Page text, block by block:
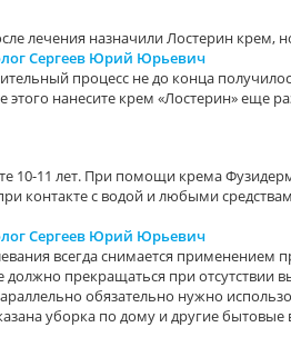
лечения назначили Лостерин
Сергеев Юрий Юрьевич
процесс не до конца
нанесите крем «Лостерин» еще
10-11 лет. При помощи крема
контакте с водой и любыми
Сергеев Юрий Юрьевич
всегда снимается
прекращаться при
обязательно нужно
уборка по дому и другие